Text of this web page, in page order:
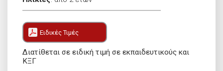
Ειδικές Τιμές
Διατίθεται σε ειδική τιμή σε εκπαιδευτικούς και
ΚΞΓ